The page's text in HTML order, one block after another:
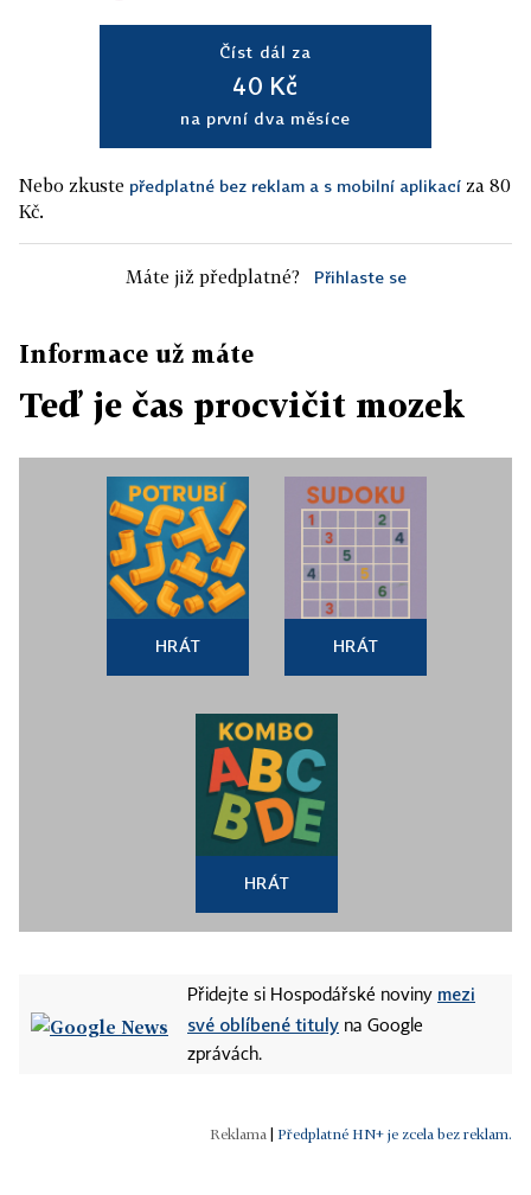
Číst dál za
40 Kč
na první dva měsíce
Nebo zkuste předplatné bez reklam a s mobilní aplikací za 80
Kč.
Máte již předplatné? Přihlaste se
Informace už máte
Teď je čas procvičit mozek
HRÁT HRÁT
HRÁT
Přidejte si Hospodářské noviny mezi
své oblíbené tituly na Google
zprávách.
Předplatné HN+ je zcela bez reklam.